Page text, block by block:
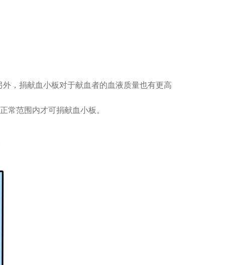
，捐献血小板对于献血者的血液质量也有更高
范围内才可捐献血小板。